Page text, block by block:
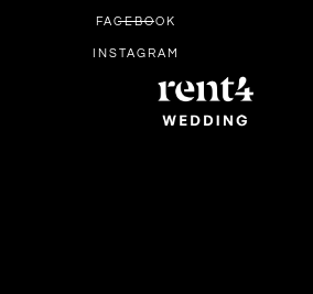
FACEBOOK
INSTAGRAM